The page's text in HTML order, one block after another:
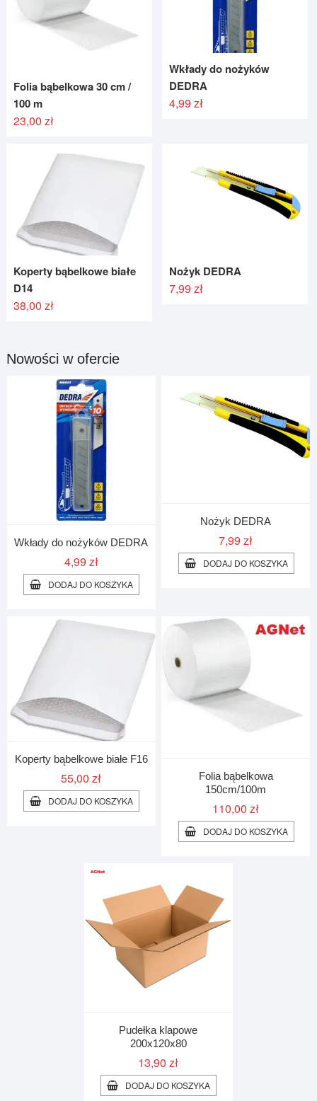
Folia bąbelkowa 30 cm /
100 m
23,00 zł
Wkłady do nożyków
DEDRA
4,99 zł
Koperty bąbelkowe białe
D14
38,00 zł
Nożyk DEDRA
7,99 zł
Nowości w ofercie
Wkłady do nożyków DEDRA
4,99 zł
DODAJ DO KOSZYKA
Nożyk DEDRA
7,99 zł
DODAJ DO KOSZYKA
Koperty bąbelkowe białe F16
55,00zł
DODAJ DO KOSZYKA
Folia bąbelkowa
150cm/100m
110,00 zł
DODAJ DO KOSZYKA
Pudełka klapowe
200x120x80
13,90zł
DODAJ DO KOSZYKA